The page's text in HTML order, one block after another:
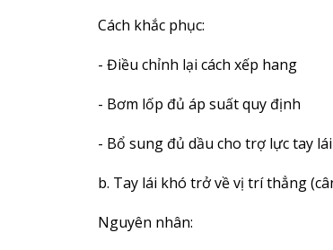
Cách khắc phục:
- Điều chỉnh lại cách xếp hang
- Bơm lốp đủ áp suất quy định
- Bổ sung đủ dầu cho trợ lực tay lái
b. Tay lái khó trở về vị trí thẳng
Nguyên nhân: